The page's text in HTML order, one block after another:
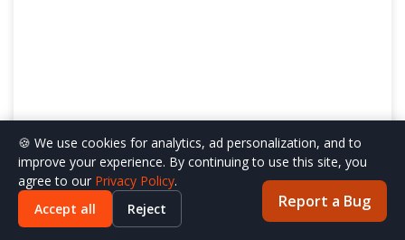
Report a Bug
🍪 We use cookies for analytics, ad personalization, and to
improve your experience. By continuing to use this site, you
agree to our Privacy Policy.
Accept all
Reject